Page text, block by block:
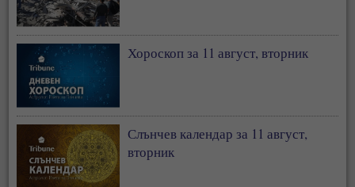
Хороскоп за 11 август, вторник
Слънчев календар за 11 август,
вторник